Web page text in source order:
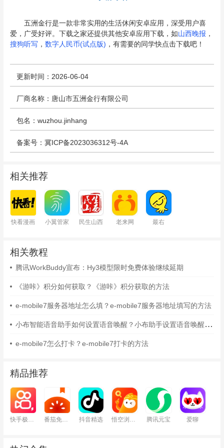
五洲金行是一款非常实用的生活休闲安卓应用，深受用户喜
爱，广受好评。下载之家还提供其他安卓应用下载，如山西晚报 ，
搜狗听写 ， 数字人民币(试点版) ，有需要的同学快点击下载吧！
更新时间：2026-06-04
厂商名称：唐山市五洲金行有限公司
包名：wuzhou.jinhang
备案号：冀ICP备2023036312号-4A
相关推荐
快看漫画 小翼管家 民生山西 老来网 最右
相关教程
腾讯WorkBuddy宣布：Hy3模型限时免费体验继续延期
《游咔》积分如何获取？《游咔》积分获取的方法
e-mobile7服务器地址怎么填？e-mobile7服务器地址填写的方法
小布智能语音助手如何设置语音唤醒？小布助手设置语音唤醒的方法
e-mobile7怎么打卡？e-mobile7打卡的方法
精品推荐
抖音精选 腾讯元宝 爱聊